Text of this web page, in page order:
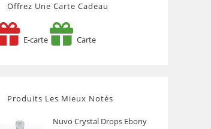
Offrez Une Carte Cadeau
E-carte Carte
Produits Les Mieux Notés
Nuvo Crystal Drops Ebony